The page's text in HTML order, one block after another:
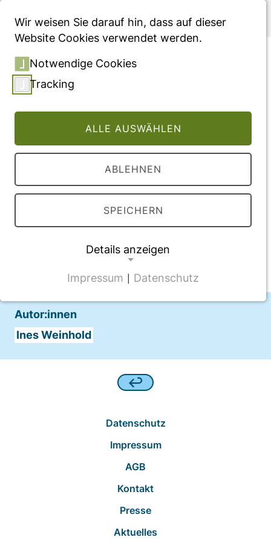
Menü
Equitable access to primary
health care in Germany:
addressing access
dimensions to reduce
geographic variation
Vollversion des Beitrages
externer Link
2022
Autor:innen
Ines Weinhold
Datenschutz
Impressum
AGB
Kontakt
Presse
Aktuelles
Wir weisen Sie darauf hin, dass auf dieser
Website Cookies verwendet werden.
Notwendige Cookies
Tracking
ALLE AUSWÄHLEN
ABLEHNEN
SPEICHERN
Details anzeigen
NOTWENDIGE COOKIES
CMS Cookie
Name:
fe_typo_user
Frontend Benutzer Identifizierung
Wir werten das Nutzerverhalten mit
Impressum Datenschutz